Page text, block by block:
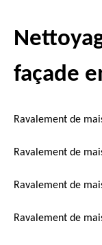
façade
Ravalement de
Ravalement de
Ravalement de
Ravalement de